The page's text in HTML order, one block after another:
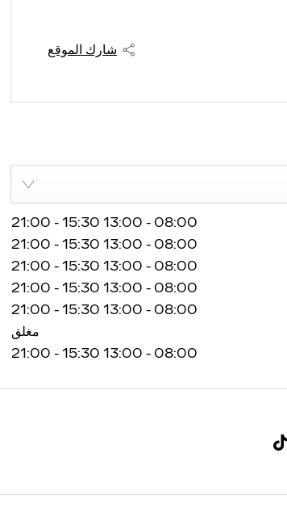
شارك الموقع
08:00
-
13:00
15:30
-
21:00
08:00
-
13:00
15:30
-
21:00
08:00
-
13:00
15:30
-
21:00
08:00
-
13:00
15:30
-
21:00
08:00
-
13:00
15:30
-
21:00
مغلق
08:00
-
13:00
15:30
-
21:00